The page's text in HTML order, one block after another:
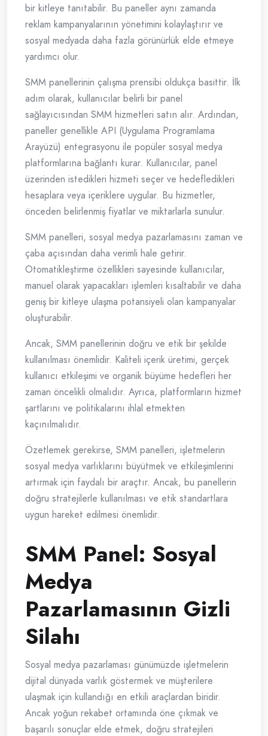
bir kitleye tanıtabilir. Bu paneller aynı zamanda
reklam kampanyalarının yönetimini kolaylaştırır ve
sosyal medyada daha fazla görünürlük elde etmeye
yardımcı olur.
SMM panellerinin çalışma prensibi oldukça basittir. İlk
adım olarak, kullanıcılar belirli bir panel
sağlayıcısından SMM hizmetleri satın alır. Ardından,
paneller genellikle API (Uygulama Programlama
Arayüzü) entegrasyonu ile popüler sosyal medya
platformlarına bağlantı kurar. Kullanıcılar, panel
üzerinden istedikleri hizmeti seçer ve hedefledikleri
hesaplara veya içeriklere uygular. Bu hizmetler,
önceden belirlenmiş fiyatlar ve miktarlarla sunulur.
SMM panelleri, sosyal medya pazarlamasını zaman ve
çaba açısından daha verimli hale getirir.
Otomatikleştirme özellikleri sayesinde kullanıcılar,
manuel olarak yapacakları işlemleri kısaltabilir ve daha
geniş bir kitleye ulaşma potansiyeli olan kampanyalar
oluşturabilir.
Ancak, SMM panellerinin doğru ve etik bir şekilde
kullanılması önemlidir. Kaliteli içerik üretimi, gerçek
kullanıcı etkileşimi ve organik büyüme hedefleri her
zaman öncelikli olmalıdır. Ayrıca, platformların hizmet
şartlarını ve politikalarını ihlal etmekten
kaçınılmalıdır.
Özetlemek gerekirse, SMM panelleri, işletmelerin
sosyal medya varlıklarını büyütmek ve etkileşimlerini
artırmak için faydalı bir araçtır. Ancak, bu panellerin
doğru stratejilerle kullanılması ve etik standartlara
uygun hareket edilmesi önemlidir.
SMM Panel: Sosyal
Medya
Pazarlamasının Gizli
Silahı
Sosyal medya pazarlaması günümüzde işletmelerin
dijital dünyada varlık göstermek ve müşterilere
ulaşmak için kullandığı en etkili araçlardan biridir.
Ancak yoğun rekabet ortamında öne çıkmak ve
başarılı sonuçlar elde etmek, doğru stratejileri